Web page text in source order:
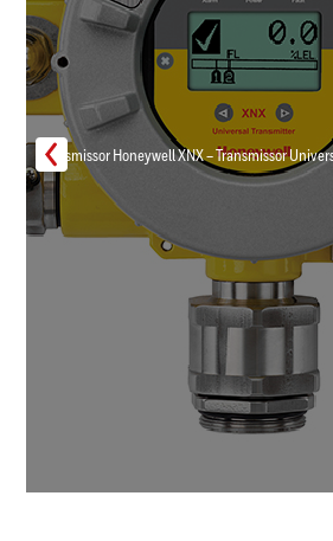
Transmissor Honeywell XNX – Transmissor